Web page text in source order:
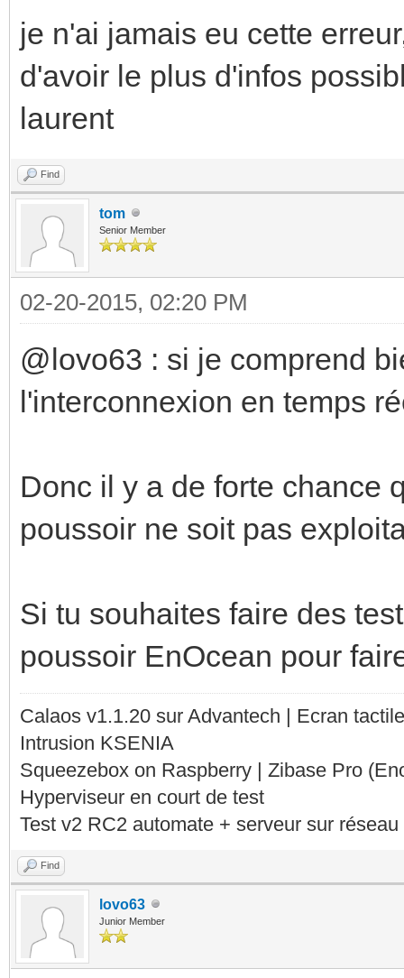
je n'ai jamais eu cette
d'avoir le plus d'infos
laurent
Find
tom
Senior Member
02-20-2015, 02:20 PM
@lovo63 : si je comprend
l'interconnexion en temps
Donc il y a de forte chance
poussoir ne soit pas
Si tu souhaites faire des
poussoir EnOcean pour
Calaos v1.1.20 sur Advantech | Ecran
Intrusion KSENIA
Squeezebox on Raspberry | Zibase Pro
Hyperviseur en court de test
Test v2 RC2 automate + serveur sur
Find
lovo63
Junior Member